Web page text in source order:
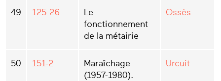
49 125-26
Le
fonctionnement
de la métairie
Ossès
50 151-2
Maraîchage
(1957-1980).
Urcuit